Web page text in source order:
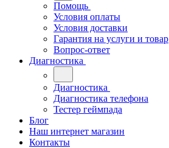
Помощь
Условия оплаты
Условия доставки
Гарантия на услуги и товар
Вопрос-ответ
Диагностика
Диагностика
Диагностика телефона
Тестер геймпада
Блог
Наш интернет магазин
Контакты